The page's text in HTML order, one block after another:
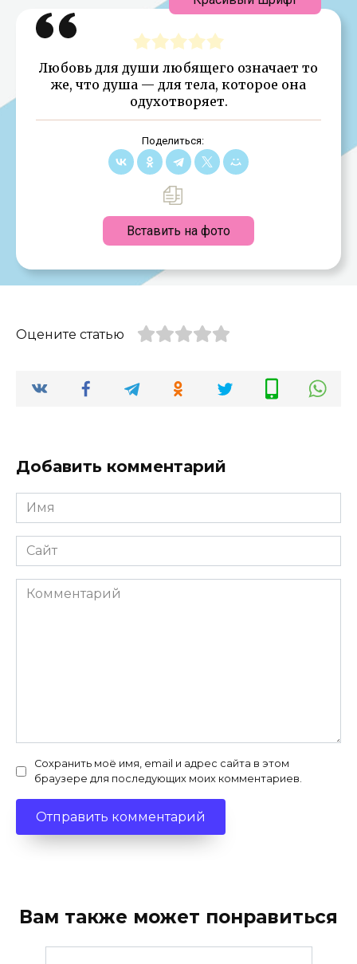
Любовь для души любящего означает то
же, что душа — для тела, которое она
одухотворяет.
Поделиться:
Вставить на фото
Оцените статью
Добавить комментарий
Имя
*
Сайт
Комментарий
Сохранить моё имя, email и адрес сайта в этом
браузере для последующих моих комментариев.
Вам также может понравиться